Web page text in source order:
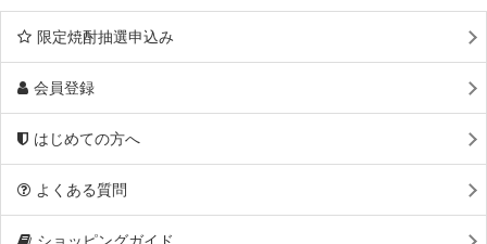
限定焼酎抽選申込み
会員登録
はじめての方へ
よくある質問
ショッピングガイド